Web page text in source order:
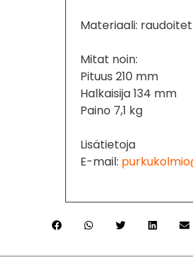
Materiaali:
Mitat noin:
Pituus 210 mm
Halkaisija 134 mm
Paino 7,1 kg
Lisätietoja
E-mail: